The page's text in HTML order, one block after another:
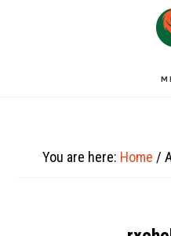
You are here: Home /